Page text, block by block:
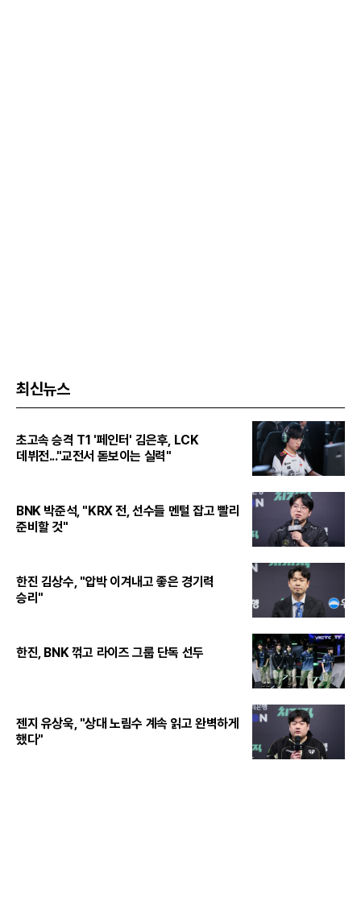
최신뉴스
초고속 승격 T1 '페인터' 김은후, LCK
데뷔전..."교전서 돋보이는 실력"
BNK 박준석, "KRX 전, 선수들 멘털 잡고 빨리
준비할 것"
한진 김상수, "압박 이겨내고 좋은 경기력
승리"
한진, BNK 꺾고 라이즈 그룹 단독 선두
젠지 유상욱, "상대 노림수 계속 읽고 완벽하게
했다"